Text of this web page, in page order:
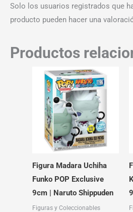
Solo los usuarios registrados que
producto pueden hacer una
Productos
Figura Madara Uchiha
Funko POP Exclusive
9cm | Naruto Shippuden
Figuras y Coleccionables